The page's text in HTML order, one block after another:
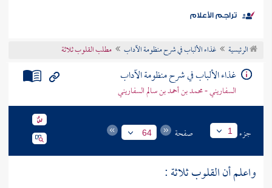
موضوعي
تراجم الأعلام
الرئيسية غذاء الألباب في شرح منظومة الآداب مطلب القلوب ثلاثة
غذاء الألباب في شرح منظومة الآداب
السفاريني - محمد بن أحمد بن سالم السفاريني
جزء 1 صفحة 64
واعلم أن القلوب ثلاثة :